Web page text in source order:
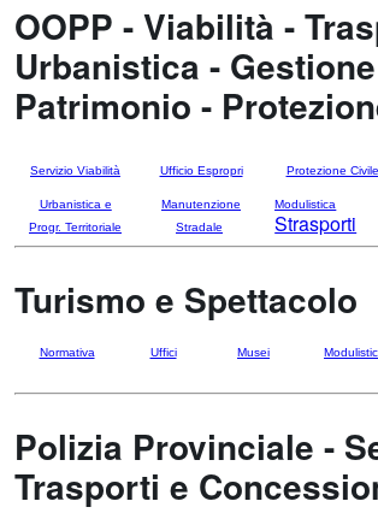
OOPP - Viabilità -
Urbanistica - Gestione
Patrimonio -
Servizio Viabilità Ufficio Espropri Protezione Civile
Urbanistica e
Progr. Territoriale
Manutenzione
Stradale
Modulistica
Strasporti
Turismo e Spettacolo
Normativa Uffici Musei
Polizia Provinciale -
Trasporti e